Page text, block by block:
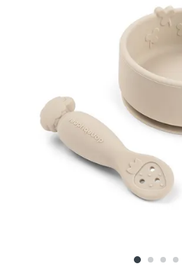
Zoomer sur l'image